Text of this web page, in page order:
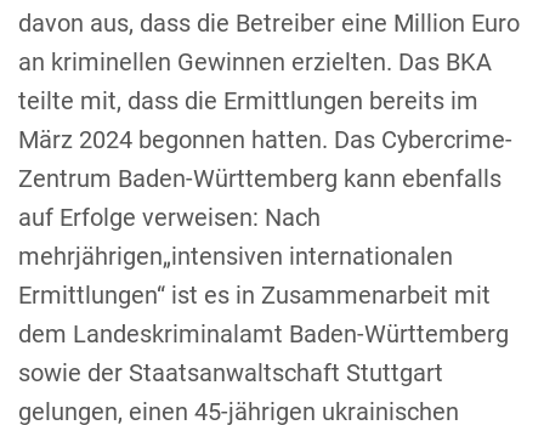
davon aus, dass die Betreiber eine Million Euro
an kriminellen Gewinnen erzielten. Das BKA
teilte mit, dass die Ermittlungen bereits im
März 2024 begonnen hatten. Das Cybercrime-
Zentrum Baden-Württemberg kann ebenfalls
auf Erfolge verweisen: Nach
mehrjährigen„intensiven internationalen
Ermittlungen“ ist es in Zusammenarbeit mit
dem Landeskriminalamt Baden-Württemberg
sowie der Staatsanwaltschaft Stuttgart
gelungen, einen 45-jährigen ukrainischen